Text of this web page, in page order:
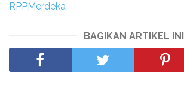
RPPMerdeka
BAGIKAN ARTIKEL INI